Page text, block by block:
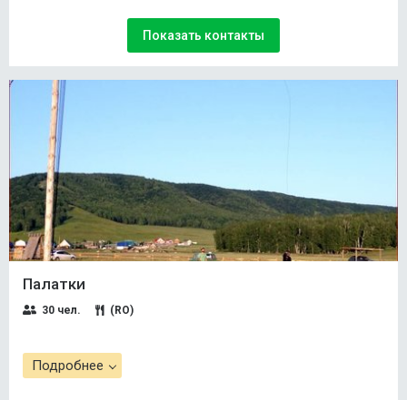
Показать контакты
Палатки
30 чел. (RO)
Подробнее